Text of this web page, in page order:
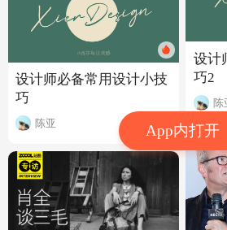
App内打开
设计师必备常用设计小技
巧
陈亚 18.3w
设计
巧2
陈